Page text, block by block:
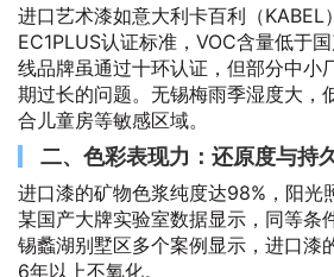
进口艺术漆如意大利卡百利（KABEL
EC1PLUS认证标准，VOC含量低于
线品牌虽通过十环认证，但部分中小
期过长的问题。无锡梅雨季湿度大，
合儿童房等敏感区域。
二、色彩表现力：还原度与持
进口漆的矿物色浆纯度达98%，阳光
某国产大牌实验室数据显示，同等条
锡蠡湖别墅区多个案例显示，进口漆
6年以上不氧化。